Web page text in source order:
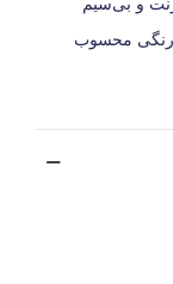
رنگی محسوب